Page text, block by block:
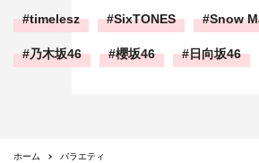
timelesz SixTONES Snow
乃木坂46 櫻坂46 日向坂46
ホーム
バラエティ